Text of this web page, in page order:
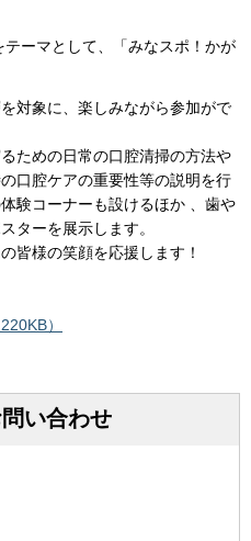
ーマとして、「みなスポ！かが
対象に、楽しみながら参加がで
ための日常の口腔清掃の方法や
口腔ケアの重要性等の説明を行
験コーナーも設けるほか 、歯や
ターを展示します。
皆様の笑顔を応援します！
）
い合わせ